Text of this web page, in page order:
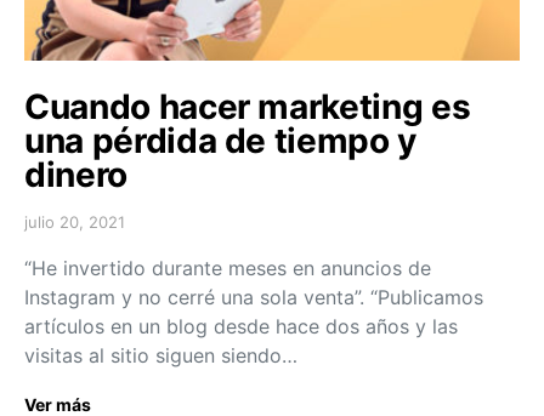
Cuando hacer marketing es
una pérdida de tiempo y
dinero
julio 20, 2021
“He invertido durante meses en anuncios de
Instagram y no cerré una sola venta”. “Publicamos
artículos en un blog desde hace dos años y las
visitas al sitio siguen siendo…
Ver más